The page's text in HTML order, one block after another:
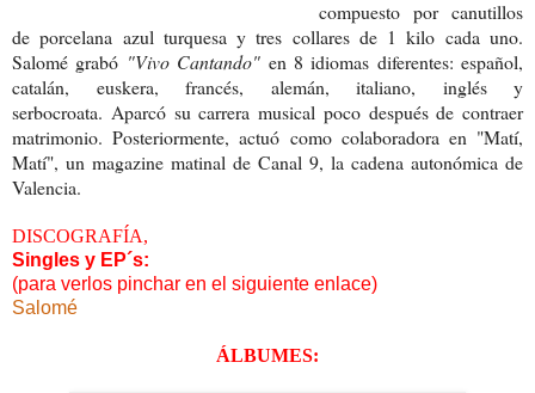
compuesto por canutillos
de porcelana azul turquesa y tres collares de 1 kilo cada uno.
Salomé grabó "Vivo Cantando" en 8 idiomas diferentes: español,
catalán, euskera, francés, alemán, italiano, inglés y
serbocroata. Aparcó su carrera musical poco después de contraer
matrimonio. Posteriormente, actuó como colaboradora en "Matí,
Matí", un magazine matinal de Canal 9, la cadena autonómica de
Valencia.
DISCOGRAFÍA,
Singles y EP´s:
(para verlos pinchar en el siguiente enlace)
Salomé
ÁLBUMES: